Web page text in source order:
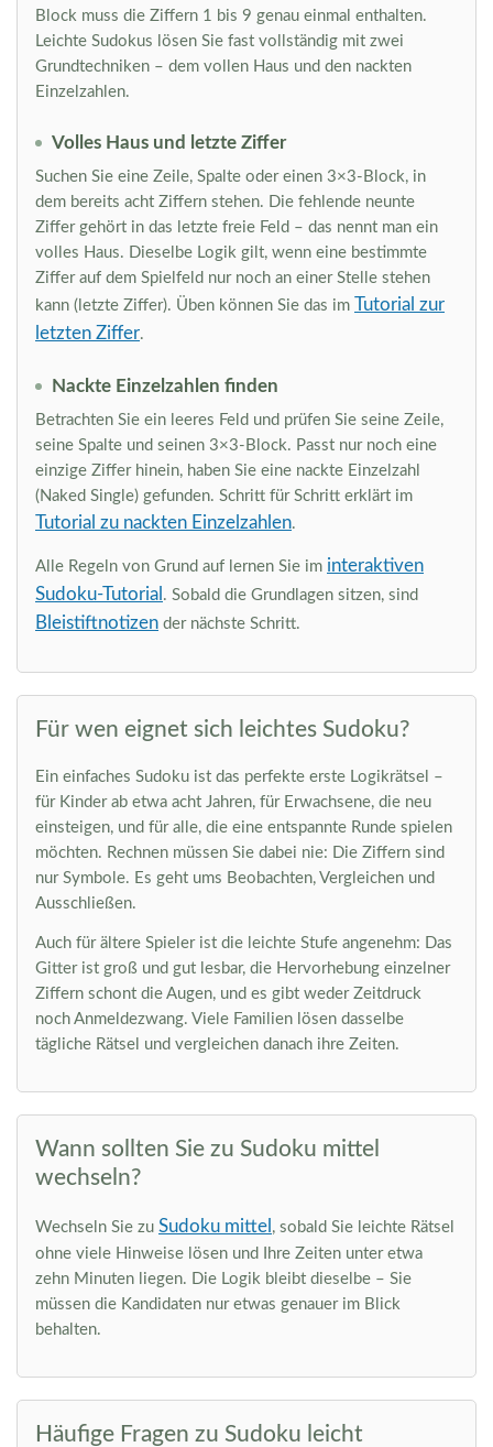
Block muss die Ziffern 1 bis 9 genau einmal enthalten.
Leichte Sudokus lösen Sie fast vollständig mit zwei
Grundtechniken – dem vollen Haus und den nackten
Einzelzahlen.
Volles Haus und letzte Ziffer
Suchen Sie eine Zeile, Spalte oder einen 3×3-Block, in
dem bereits acht Ziffern stehen. Die fehlende neunte
Ziffer gehört in das letzte freie Feld – das nennt man ein
volles Haus. Dieselbe Logik gilt, wenn eine bestimmte
Ziffer auf dem Spielfeld nur noch an einer Stelle stehen
kann (letzte Ziffer). Üben können Sie das im Tutorial zur
letzten Ziffer.
Nackte Einzelzahlen finden
Betrachten Sie ein leeres Feld und prüfen Sie seine Zeile,
seine Spalte und seinen 3×3-Block. Passt nur noch eine
einzige Ziffer hinein, haben Sie eine nackte Einzelzahl
(Naked Single) gefunden. Schritt für Schritt erklärt im
Tutorial zu nackten Einzelzahlen.
Alle Regeln von Grund auf lernen Sie im interaktiven
Sudoku-Tutorial . Sobald die Grundlagen sitzen, sind
Bleistiftnotizen der nächste Schritt.
Für wen eignet sich leichtes Sudoku?
Ein einfaches Sudoku ist das perfekte erste Logikrätsel –
für Kinder ab etwa acht Jahren, für Erwachsene, die neu
einsteigen, und für alle, die eine entspannte Runde spielen
möchten. Rechnen müssen Sie dabei nie: Die Ziffern sind
nur Symbole. Es geht ums Beobachten, Vergleichen und
Ausschließen.
Auch für ältere Spieler ist die leichte Stufe angenehm: Das
Gitter ist groß und gut lesbar, die Hervorhebung einzelner
Ziffern schont die Augen, und es gibt weder Zeitdruck
noch Anmeldezwang. Viele Familien lösen dasselbe
tägliche Rätsel und vergleichen danach ihre Zeiten.
Wann sollten Sie zu Sudoku mittel
wechseln?
Wechseln Sie zu Sudoku mittel , sobald Sie leichte Rätsel
ohne viele Hinweise lösen und Ihre Zeiten unter etwa
zehn Minuten liegen. Die Logik bleibt dieselbe – Sie
müssen die Kandidaten nur etwas genauer im Blick
behalten.
Häufige Fragen zu Sudoku leicht